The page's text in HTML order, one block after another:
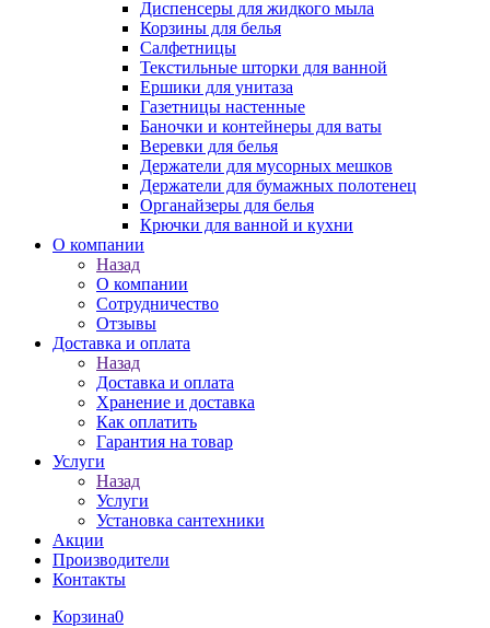
Диспенсеры для жидкого мыла
Корзины для белья
Салфетницы
Текстильные шторки для ванной
Ершики для унитаза
Газетницы настенные
Баночки и контейнеры для ваты
Веревки для белья
Держатели для мусорных мешков
Держатели для бумажных полотенец
Органайзеры для белья
Крючки для ванной и кухни
О компании
Назад
О компании
Сотрудничество
Отзывы
Доставка и оплата
Назад
Доставка и оплата
Хранение и доставка
Как оплатить
Гарантия на товар
Услуги
Назад
Услуги
Установка сантехники
Акции
Производители
Контакты
Корзина0